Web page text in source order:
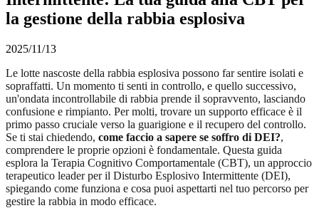
la gestione della rabbia esplosiva
2025/11/13
Le lotte nascoste della rabbia esplosiva possono far sentire isolati e
sopraffatti. Un momento ti senti in controllo, e quello successivo,
un'ondata incontrollabile di rabbia prende il sopravvento, lasciando
confusione e rimpianto. Per molti, trovare un supporto efficace è il
primo passo cruciale verso la guarigione e il recupero del controllo.
Se ti stai chiedendo, come faccio a sapere se soffro di DEI?,
comprendere le proprie opzioni è fondamentale. Questa guida
esplora la Terapia Cognitivo Comportamentale (CBT), un approccio
terapeutico leader per il Disturbo Esplosivo Intermittente (DEI),
spiegando come funziona e cosa puoi aspettarti nel tuo percorso per
gestire la rabbia in modo efficace.